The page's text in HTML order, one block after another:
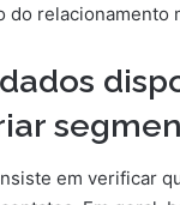
do relacionamento
em verificar